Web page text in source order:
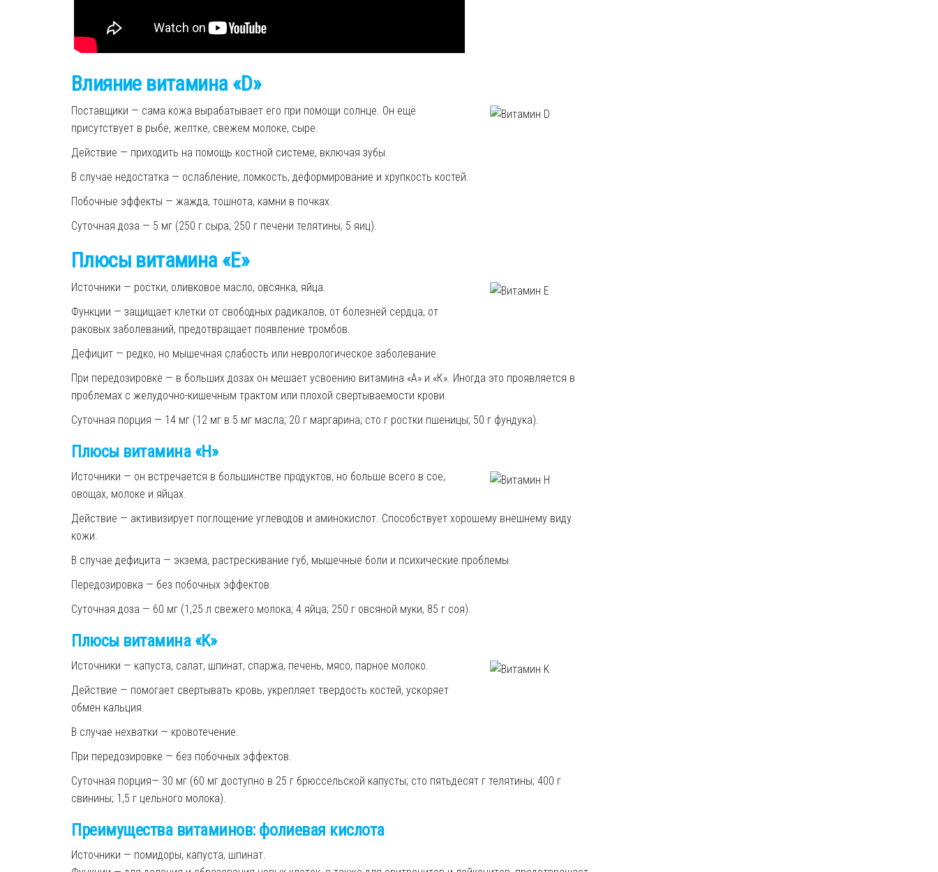
Влияние витамина «D»
Поставщики — сама кожа вырабатывает его при помощи солнце. Он ещё
присутствует в рыбе, желтке, свежем молоке, сыре.
Действие — приходить на помощь костной системе, включая зубы.
В случае недостатка — ослабление, ломкость, деформирование и хрупкость костей.
Побочные эффекты — жажда, тошнота, камни в почках.
Суточная доза — 5 мг (250 г сыра; 250 г печени телятины; 5 яиц).
Плюсы витамина «Е»
Источники — ростки, оливковое масло, овсянка, яйца.
Функции — защищает клетки от свободных радикалов, от болезней сердца, от
раковых заболеваний, предотвращает появление тромбов.
Дефицит — редко, но мышечная слабость или неврологическое заболевание.
При передозировке — в больших дозах он мешает усвоению витамина «А» и «К». Иногда это проявляется в
проблемах с желудочно-кишечным трактом или плохой свертываемости крови.
Суточная порция — 14 мг (12 мг в 5 мг масла; 20 г маргарина; сто г ростки пшеницы; 50 г фундука).
Плюсы витамина «Н»
Источники — он встречается в большинстве продуктов, но больше всего в сое,
овощах, молоке и яйцах.
Действие — активизирует поглощение углеводов и аминокислот. Способствует хорошему внешнему виду
кожи.
В случае дефицита — экзема, растрескивание губ, мышечные боли и психические проблемы.
Передозировка — без побочных эффектов.
Суточная доза — 60 мг (1,25 л свежего молока; 4 яйца; 250 г овсяной муки, 85 г соя).
Плюсы витамина «K»
Источники — капуста, салат, шпинат, спаржа, печень, мясо, парное молоко.
Действие — помогает свертывать кровь, укрепляет твердость костей, ускоряет
обмен кальция.
В случае нехватки — кровотечение.
При передозировке — без побочных эффектов.
Суточная порция— 30 мг (60 мг доступно в 25 г брюссельской капусты; сто пятьдесят г телятины; 400 г
свинины; 1,5 г цельного молока).
Преимущества витаминов: фолиевая кислота
Источники — помидоры, капуста, шпинат.